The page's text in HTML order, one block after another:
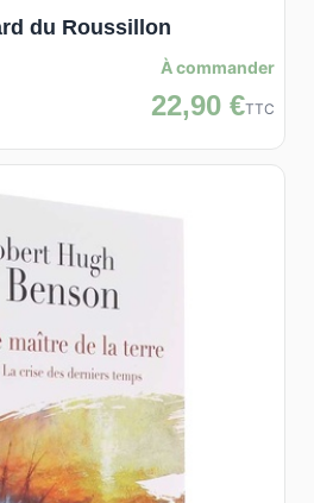
du Roussillon
À commander
22,90 €TTC